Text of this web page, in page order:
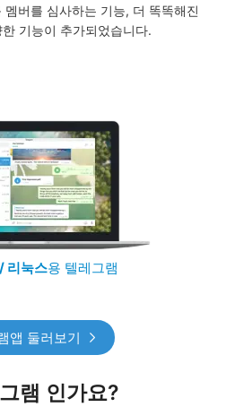
버를 심사하는 기능, 더 똑똑해진
기능이 추가되었습니다.
리눅스용 텔레그램
앱 둘러보기
램 인가요?